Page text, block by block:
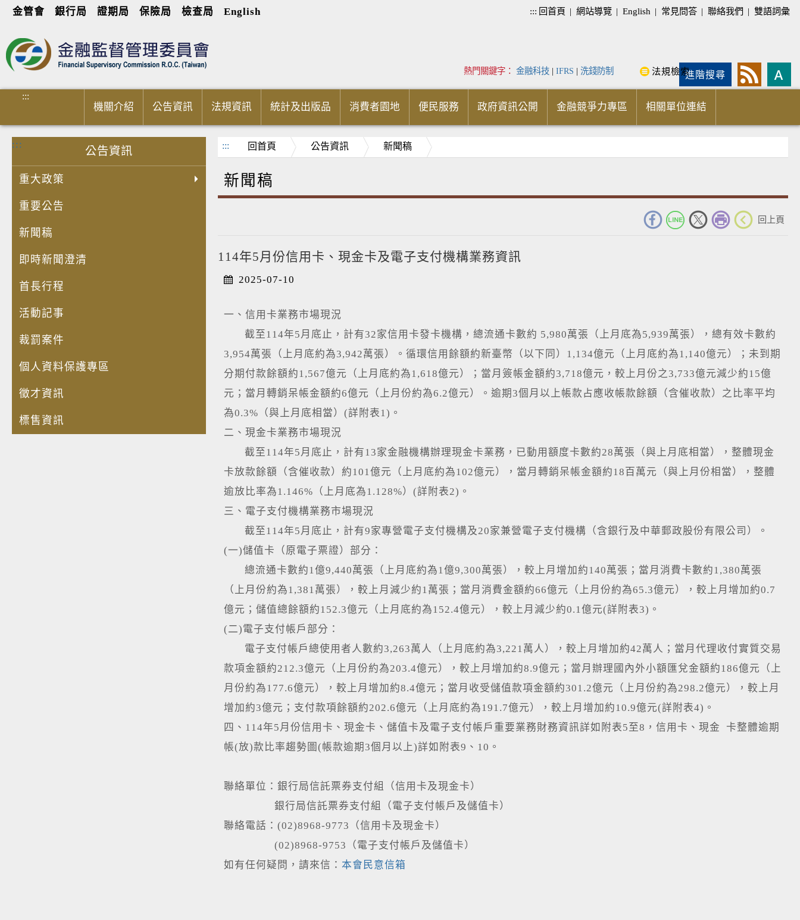
金管會 銀行局 證期局 保險局 檢查局 English ::: 回首頁 | 網站導覽 | English | 常見問答 | 聯絡我們 | 雙語詞彙
進階搜尋
熱門關鍵字： 金融科技 | IFRS | 洗錢防制 法規檢索
:::
機關介紹 公告資訊 法規資訊 統計及出版品 消費者園地 便民服務 政府資訊公開 金融競爭力專區 相關單位連結
:::
公告資訊
重大政策
重要公告
新聞稿
即時新聞澄清
首長行程
活動記事
裁罰案件
個人資料保護專區
徵才資訊
標售資訊
::: 回首頁 公告資訊 新聞稿
新聞稿
回上頁
114年5月份信用卡、現金卡及電子支付機構業務資訊
2025-07-10
一、信用卡業務市場現況
截至114年5月底止，計有32家信用卡發卡機構，總流通卡數約 5,980萬張（上月底為5,939萬張），總有效卡數約
3,954萬張（上月底約為3,942萬張）。循環信用餘額約新臺幣（以下同）1,134億元（上月底約為1,140億元）；未到期
分期付款餘額約1,567億元（上月底約為1,618億元）；當月簽帳金額約3,718億元，較上月份之3,733億元減少約15億
元；當月轉銷呆帳金額約6億元（上月份約為6.2億元）。逾期3個月以上帳款占應收帳款餘額（含催收款）之比率平均
為0.3%（與上月底相當）(詳附表1)。
二、現金卡業務市場現況
截至114年5月底止，計有13家金融機構辦理現金卡業務，已動用額度卡數約28萬張（與上月底相當），整體現金
卡放款餘額（含催收款）約101億元（上月底約為102億元），當月轉銷呆帳金額約18百萬元（與上月份相當），整體
逾放比率為1.146%（上月底為1.128%）(詳附表2)。
三、電子支付機構業務市場現況
截至114年5月底止，計有9家專營電子支付機構及20家兼營電子支付機構（含銀行及中華郵政股份有限公司）。
(一)儲值卡（原電子票證）部分：
總流通卡數約1億9,440萬張（上月底約為1億9,300萬張），較上月增加約140萬張；當月消費卡數約1,380萬張
（上月份約為1,381萬張），較上月減少約1萬張；當月消費金額約66億元（上月份約為65.3億元），較上月增加約0.7
億元；儲值總餘額約152.3億元（上月底約為152.4億元），較上月減少約0.1億元(詳附表3)。
(二)電子支付帳戶部分：
電子支付帳戶總使用者人數約3,263萬人（上月底約為3,221萬人），較上月增加約42萬人；當月代理收付實質交易
款項金額約212.3億元（上月份約為203.4億元），較上月增加約8.9億元；當月辦理國內外小額匯兌金額約186億元（上
月份約為177.6億元），較上月增加約8.4億元；當月收受儲值款項金額約301.2億元（上月份約為298.2億元），較上月
增加約3億元；支付款項餘額約202.6億元（上月底約為191.7億元），較上月增加約10.9億元(詳附表4)。
四、114年5月份信用卡、現金卡、儲值卡及電子支付帳戶重要業務財務資訊詳如附表5至8，信用卡、現金 卡整體逾期
帳(放)款比率趨勢圖(帳款逾期3個月以上)詳如附表9、10。
聯絡單位：銀行局信託票券支付組（信用卡及現金卡）
銀行局信託票券支付組（電子支付帳戶及儲值卡）
聯絡電話：(02)8968-9773（信用卡及現金卡）
(02)8968-9753（電子支付帳戶及儲值卡）
如有任何疑問，請來信： 本會民意信箱